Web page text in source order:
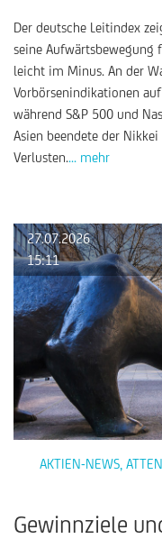
Der deutsche Leitindex
seine Aufwärtsbewegung
leicht im Minus. An der
Vorbörsenindikationen
während S&P 500 und
Asien beendete der
Verlusten.... mehr
27.07.2026
15:11
AKTIEN-NEWS,
Gewinnziele